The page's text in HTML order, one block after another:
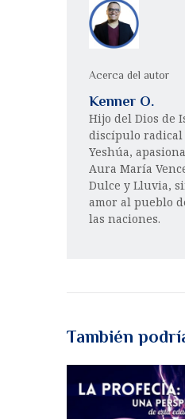
Acerca del autor
Kenner O.
Hijo del Dios de
discípulo radical
Yeshúa,
Aura María
Dulce y Lluvia,
amor al pueblo
las naciones.
También